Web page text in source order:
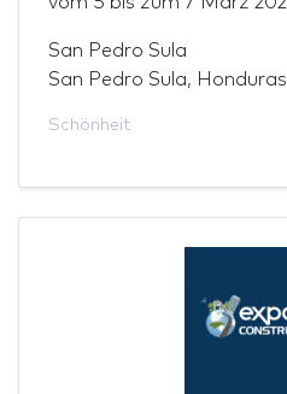
San Pedro Sula
San Pedro Sula, Honduras
Schönheit